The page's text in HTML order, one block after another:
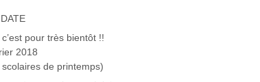
pour très bientôt !!
2018
de printemps)